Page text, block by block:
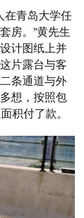
在青岛大学任
房。”黄先生
计图纸上并
片露台与客
条通道与外
想，按照包
积付了款。